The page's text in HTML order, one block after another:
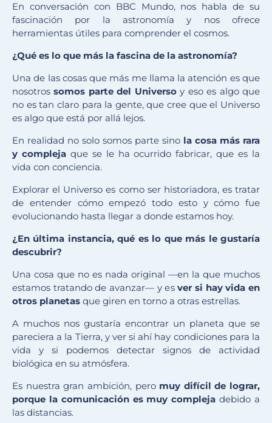
En conversación con BBC Mundo, nos habla de su
fascinación por la astronomía y nos ofrece
herramientas útiles para comprender el cosmos.
¿Qué es lo que más la fascina de la astronomía?
Una de las cosas que más me llama la atención es que
nosotrossomos parte del Universoy eso es algo que
no es tan claro para la gente, que cree que el Universo
es algo que está por allá lejos.
En realidad no solo somos parte sino la cosa más rara
y complejaque se le ha ocurrido fabricar, que es la
vida con conciencia.
Explorar el Universo es como ser historiadora, es tratar
de entender cómo empezó todo esto y cómo fue
evolucionando hasta llegar a donde estamos hoy.
¿En última instancia, qué es lo que más le gustaría
descubrir?
Una cosa que no es nada original —en la que muchos
estamos tratando de avanzar— y esver si hay vida en
otros planetas que giren en torno a otras estrellas.
A muchos nos gustaría encontrar un planeta que se
pareciera a la Tierra, y ver si ahí hay condiciones para la
vida y si podemos detectar signos de actividad
biológica en su atmósfera.
Es nuestra gran ambición, pero muy difícil de lograr,
porque la comunicación es muy compleja debido a
las distancias.